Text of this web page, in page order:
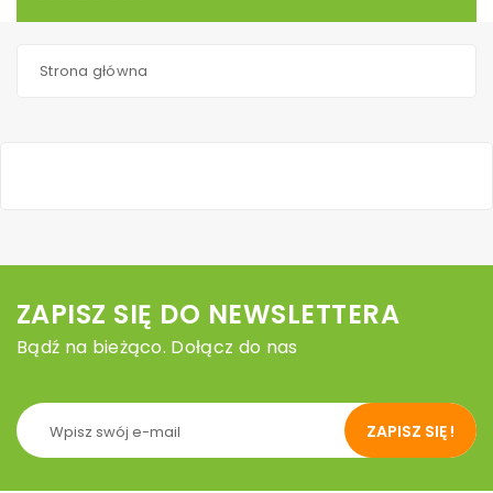
Strona główna
ZAPISZ SIĘ DO NEWSLETTERA
Bądź na bieżąco. Dołącz do nas
ZAPISZ SIĘ !